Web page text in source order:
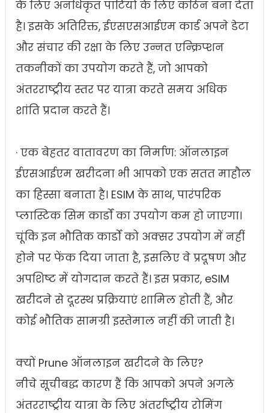
के लिए अनधिकृत पार्टियों के लिए कठिन बना देता
है। इसके अतिरिक्त, ईएसएसआईएम कार्ड अपने डेटा
और संचार की रक्षा के लिए उन्नत एन्क्रिप्शन
तकनीकों का उपयोग करते हैं, जो आपको
अंतरराष्ट्रीय स्तर पर यात्रा करते समय अधिक
शांति प्रदान करते हैं।
· एक बेहतर वातावरण का निर्माण: ऑनलाइन
ईएसआईएम खरीदना भी आपको एक सतत माहौल
का हिस्सा बनाता है। ESIM के साथ, पारंपरिक
प्लास्टिक सिम कार्डों का उपयोग कम हो जाएगा।
चूंकि इन भौतिक कार्डों को अक्सर उपयोग में नहीं
होने पर फेंक दिया जाता है, इसलिए वे प्रदूषण और
अपशिष्ट में योगदान करते हैं। इस प्रकार, eSIM
खरीदने से दूरस्थ प्रक्रियाएं शामिल होती हैं, और
कोई भौतिक सामग्री इस्तेमाल नहीं की जाती है।
क्यों Prune ऑनलाइन खरीदने के लिए?
नीचे सूचीबद्ध कारण हैं कि आपको अपने अगले
अंतरराष्ट्रीय यात्रा के लिए अंतर्राष्ट्रीय रोमिंग